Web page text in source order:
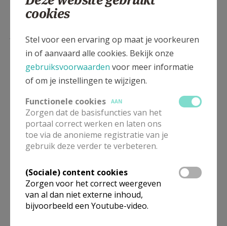
Lees meer
Kerknet of Kerk & Leven
cookies
Stel voor een ervaring op maat je voorkeuren
in of aanvaard alle cookies. Bekijk onze
gebruiksvoorwaarden voor meer informatie
of om je instellingen te wijzigen.
Functionele cookies
AAN
Zorgen dat de basisfuncties van het
portaal correct werken en laten ons
toe via de anonieme registratie van je
gebruik deze verder te verbeteren.
(Sociale) content cookies
Zorgen voor het correct weergeven
van al dan niet externe inhoud,
bijvoorbeeld een Youtube-video.